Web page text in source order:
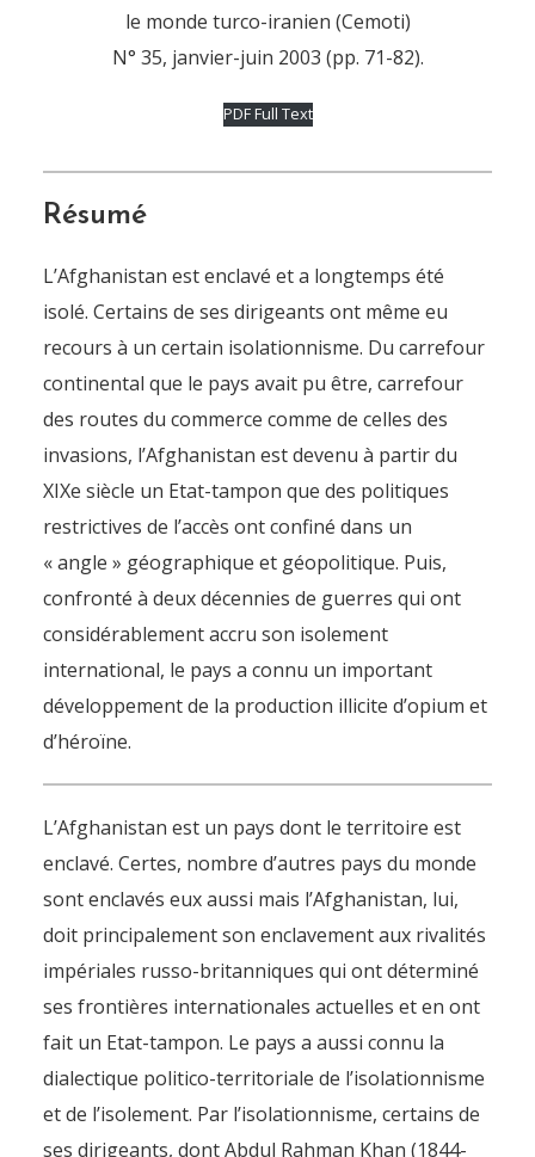
le monde turco-iranien (Cemoti)
N° 35, janvier-juin 2003 (pp. 71-82).
PDF Full Text
Résumé
L’Afghanistan est enclavé et a longtemps été
isolé. Certains de ses dirigeants ont même eu
recours à un certain isolationnisme. Du carrefour
continental que le pays avait pu être, carrefour
des routes du commerce comme de celles des
invasions, l’Afghanistan est devenu à partir du
XIXe siècle un Etat-tampon que des politiques
restrictives de l’accès ont confiné dans un
« angle » géographique et géopolitique. Puis,
confronté à deux décennies de guerres qui ont
considérablement accru son isolement
international, le pays a connu un important
développement de la production illicite d’opium et
d’héroïne.
L’Afghanistan est un pays dont le territoire est
enclavé. Certes, nombre d’autres pays du monde
sont enclavés eux aussi mais l’Afghanistan, lui,
doit principalement son enclavement aux rivalités
impériales russo-britanniques qui ont déterminé
ses frontières internationales actuelles et en ont
fait un Etat-tampon. Le pays a aussi connu la
dialectique politico-territoriale de l’isolationnisme
et de l’isolement. Par l’isolationnisme, certains de
ses dirigeants, dont Abdul Rahman Khan (1844-